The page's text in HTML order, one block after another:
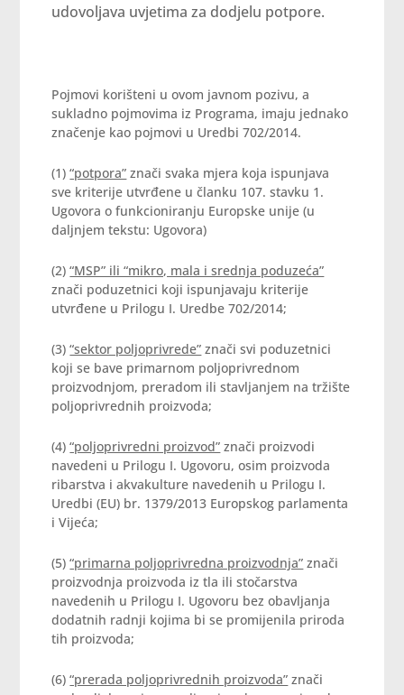
udovoljava uvjetima za dodjelu potpore.
Pojmovi korišteni u ovom javnom pozivu, a
sukladno pojmovima iz Programa, imaju jednako
značenje kao pojmovi u Uredbi 702/2014.
(1)“potpora” znači svaka mjera koja ispunjava
sve kriterije utvrđene u članku 107. stavku 1.
Ugovora o funkcioniranju Europske unije (u
daljnjem tekstu: Ugovora)
(2)“MSP” ili “mikro, mala i srednja poduzeća”
znači poduzetnici koji ispunjavaju kriterije
utvrđene u Prilogu I. Uredbe 702/2014;
(3)“sektor poljoprivrede” znači svi poduzetnici
koji se bave primarnom poljoprivrednom
proizvodnjom, preradom ili stavljanjem na tržište
poljoprivrednih proizvoda;
(4)“poljoprivredni proizvod” znači proizvodi
navedeni u Prilogu I. Ugovoru, osim proizvoda
ribarstva i akvakulture navedenih u Prilogu I.
Uredbi (EU) br. 1379/2013 Europskog parlamenta
i Vijeća;
(5)“primarna poljoprivredna proizvodnja” znači
proizvodnja proizvoda iz tla ili stočarstva
navedenih u Prilogu I. Ugovoru bez obavljanja
dodatnih radnji kojima bi se promijenila priroda
tih proizvoda;
(6)“prerada poljoprivrednih proizvoda” znači